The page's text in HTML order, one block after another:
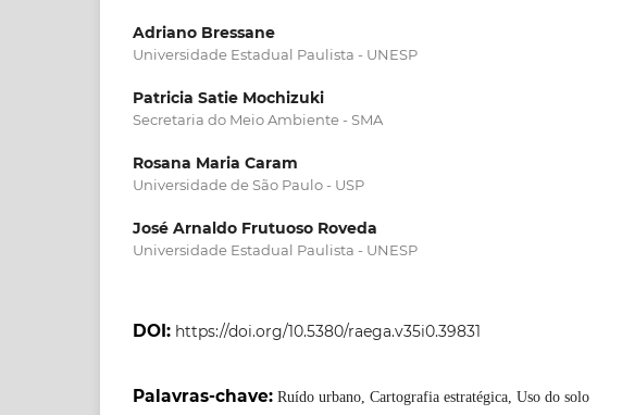
Adriano Bressane
Universidade Estadual Paulista - UNESP
Patricia Satie Mochizuki
Secretaria do Meio Ambiente - SMA
Rosana Maria Caram
Universidade de São Paulo - USP
José Arnaldo Frutuoso Roveda
Universidade Estadual Paulista - UNESP
DOI: https://doi.org/10.5380/raega.v35i0.39831
Palavras-chave: Ruído urbano, Cartografia estratégica, Uso do solo